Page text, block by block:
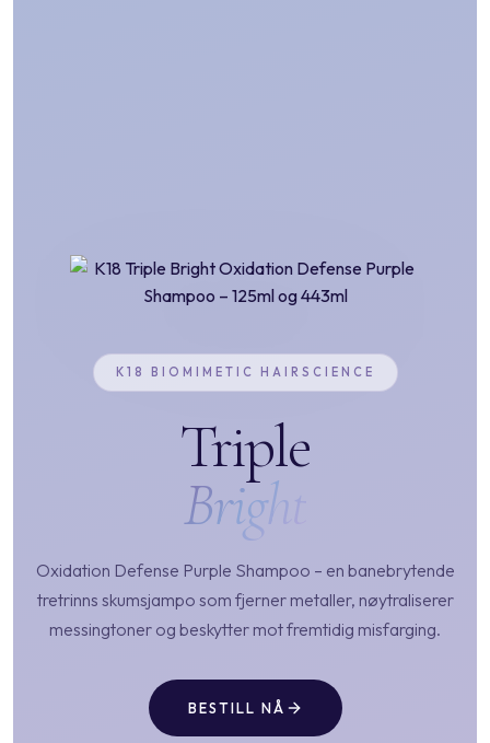
K18 BIOMIMETIC HAIRSCIENCE
Triple
Bright
Oxidation Defense Purple Shampoo – en banebrytende
tretrinns skumsjampo som fjerner metaller, nøytraliserer
messingtoner og beskytter mot fremtidig misfarging.
BESTILL NÅ